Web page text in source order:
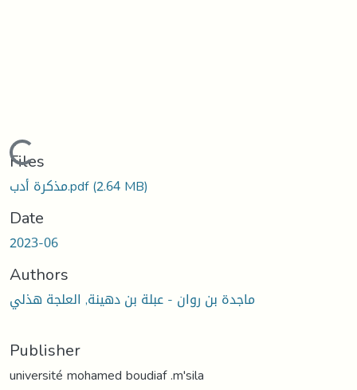
Loading...
Files
مذكرة أدب.pdf(2.64 MB)
Date
2023-06
Authors
ماجدة بن روان - عبلة بن دهينة, العلجة هذلي
Publisher
université mohamed boudiaf .m'sila